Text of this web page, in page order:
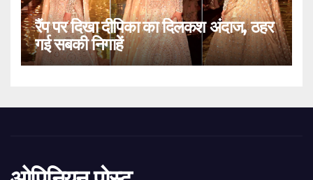
रैंप पर दिखा दीपिका का दिलकश अंदाज, ठहर
गई सबकी निगाहें